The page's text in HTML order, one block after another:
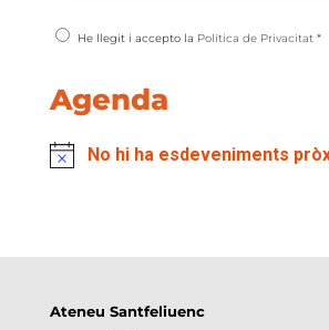
He llegit i accepto la Política de Privacitat*
Agenda
No hi ha esdeveniments
Ateneu Santfeliuenc